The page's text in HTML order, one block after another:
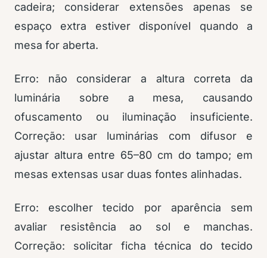
cadeira; considerar extensões apenas se
espaço extra estiver disponível quando a
mesa for aberta.
Erro: não considerar a altura correta da
luminária sobre a mesa, causando
ofuscamento ou iluminação insuficiente.
Correção: usar luminárias com difusor e
ajustar altura entre 65–80 cm do tampo; em
mesas extensas usar duas fontes alinhadas.
Erro: escolher tecido por aparência sem
avaliar resistência ao sol e manchas.
Correção: solicitar ficha técnica do tecido